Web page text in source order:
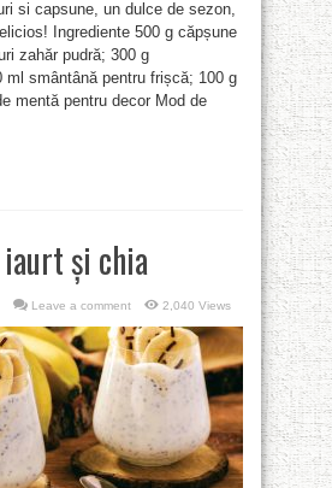
si capsune, un dulce de sezon,
Ingrediente 500 g căpșune
zahăr pudră; 300 g
ml smântână pentru frișcă; 100 g
mentă pentru decor Mod de
și chia
Leave a comment 2,040 Views